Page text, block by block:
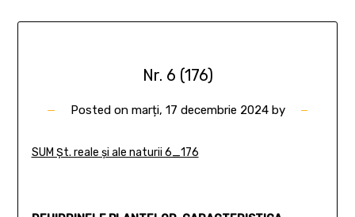
Nr. 6 (176)
Posted on marți, 17 decembrie 2024by
SUM Șt. reale și ale naturii 6_176